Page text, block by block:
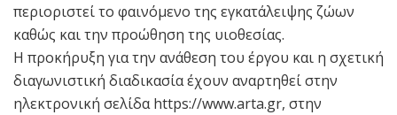
περιοριστεί το φαινόμενο της εγκατάλειψης ζώων
καθώς και την προώθηση της υιοθεσίας.
Η προκήρυξη για την ανάθεση του έργου και η σχετική
διαγωνιστική διαδικασία έχουν αναρτηθεί στην
ηλεκτρονική σελίδα https://www.arta.gr, στην